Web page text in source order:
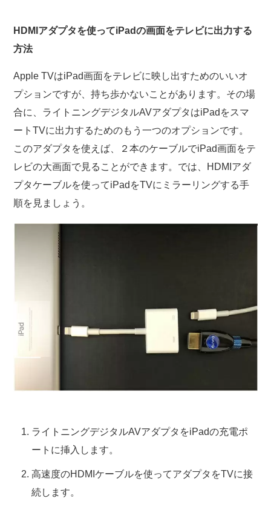
HDMIアダプタを使ってiPadの画面をテレビに出力する
方法
Apple TVはiPad画面をテレビに映し出すためのいいオ
プションですが、持ち歩かないことがあります。その場
合に、ライトニングデジタルAVアダプタはiPadをスマ
ートTVに出力するためのもう一つのオプションです。
このアダプタを使えば、２本のケーブルでiPad画面をテ
レビの大画面で見ることができます。では、HDMIアダ
プタケーブルを使ってiPadをTVにミラーリングする手
順を見ましょう。
ライトニングデジタルAVアダプタをiPadの充電ポ
ートに挿入します。
高速度のHDMIケーブルを使ってアダプタをTVに接
続します。